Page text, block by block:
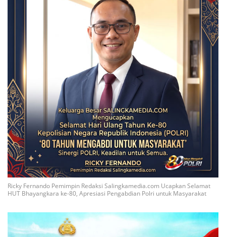
Ricky Fernando Pemimpin Redaksi Salingkamedia.com Ucapkan Selamat
HUT Bhayangkara ke-80, Apresiasi Pengabdian Polri untuk Masyarakat